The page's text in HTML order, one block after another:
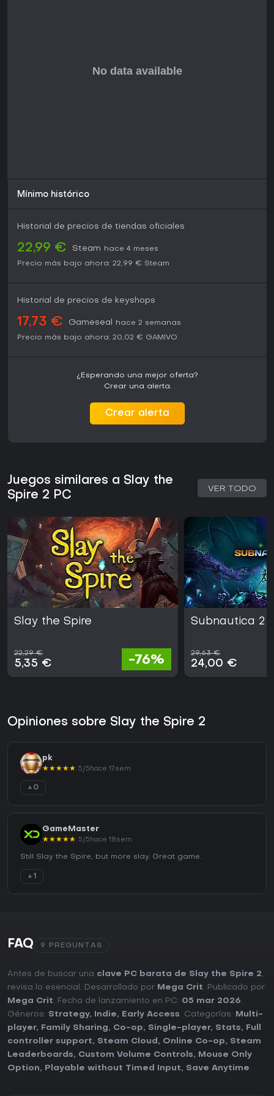
co-op. La recepción de los jugadores alaba sus mejoras
Mínimo histórico
Historial de precios de tiendas oficiales
22,99 € Steam
hace 4 meses
Precio más bajo ahora: 22,99 € Steam
Historial de precios de keyshops
17,73 € Gameseal
hace 2 semanas
Precio más bajo ahora: 20,02 € GAMIVO
¿Esperando una mejor oferta?
Crear una alerta.
Crear alerta
Juegos similares a Slay the
Spire 2 PC
VER TODO
Slay the Spire
22,29 €
5,35 € -76%
Subnautica 2
29,63 €
24,00 €
Opiniones sobre Slay the Spire 2
pk
★★★★★ 5/5 hace 17sem
▲ 0
GameMaster
★★★★★ 5/5 hace 18sem
Still Slay the Spire, but more slay. Great game.
▲ 1
FAQ 9 PREGUNTAS
Antes de buscar una clave PC barata de Slay the Spire 2,
revisa lo esencial. Desarrollado por Mega Crit. Publicado por
Mega Crit. Fecha de lanzamiento en PC: 05 mar 2026.
Géneros: Strategy, Indie, Early Access. Categorías:
Multi-
player, Family Sharing, Co-op, Single-player, Stats,
Full
controller support, Steam Cloud , Online Co-op, Steam
Leaderboards, Custom Volume Controls,
Mouse Only
Option, Playable without Timed Input, Save Anytime.